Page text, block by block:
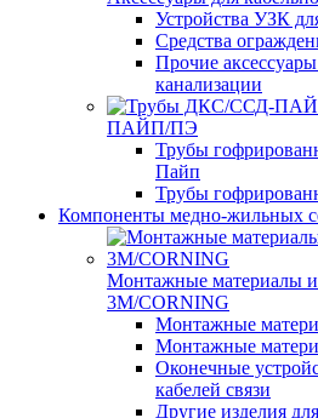
Устройства УЗК
Средства
Прочие
канализации
ПАЙП/ПЭ
Трубы
Пайп
Трубы
Компоненты медно-жильных
Монтажные материалы
3M/CORNING
Монтажные
Монтажные
Оконечные
кабелей связи
Другие изделия